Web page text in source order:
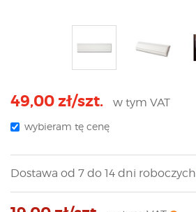
49,00 zł/szt. w tym VAT
wybieram tę cenę
Dostawa od 7 do 14 dni roboczych